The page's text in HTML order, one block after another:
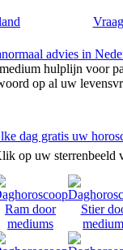
hulplijn voor
op al uw
dag gratis uw
op uw sterrenbeeld